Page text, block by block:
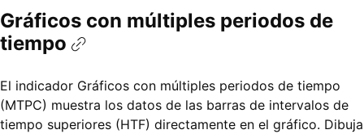
Gráficos con múltiples periodos de
tiempo
El indicador Gráficos con múltiples periodos de tiempo
(MTPC) muestra los datos de las barras de intervalos de
tiempo superiores (HTF) directamente en el gráfico. Dibuja